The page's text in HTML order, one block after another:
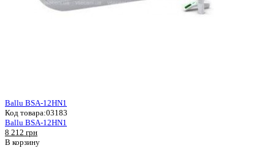
Ballu BSA-12HN1
Код товара:03183
Ballu BSA-12HN1
8 212 грн
В корзину